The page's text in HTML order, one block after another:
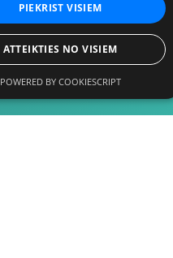
PIEKRIST VISIEM
ATTEIKTIES NO VISIEM
POWERED BY COOKIESCRIPT